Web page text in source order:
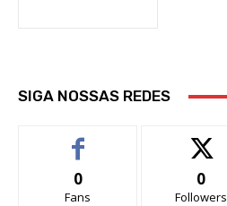
SIGA NOSSAS REDES
0
Fans
0
Followers